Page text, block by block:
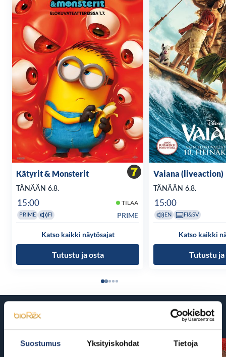
Suostumus Yksityiskohdat Tietoja
Kätyrit & Monsterit
TÄNÄÄN 6.8.
15:00 TILAA
PRIME FI PRIME
Katso kaikki näytösajat
Tutustu ja osta
Vaiana (liveaction)
TÄNÄÄN 6.8.
15:00
EN FI&SV
Katso kaikki
Tutustu ja
Tulossa